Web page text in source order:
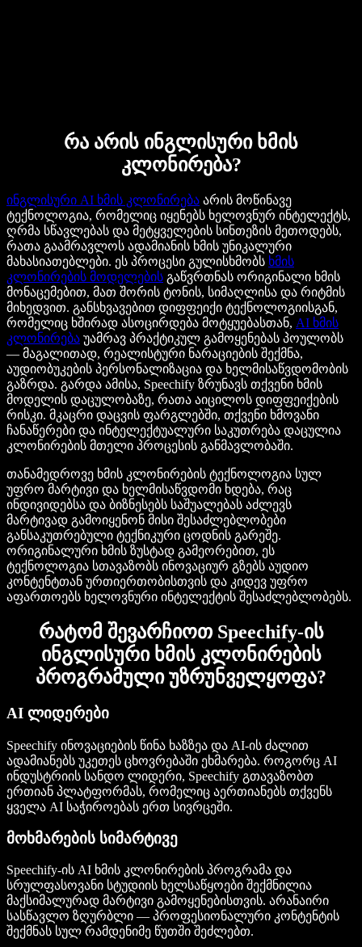
რა არის ინგლისური ხმის
კლონირება?
ინგლისური AI ხმის კლონირება არის მოწინავე
ტექნოლოგია, რომელიც იყენებს ხელოვნურ ინტელექტს,
ღრმა სწავლებას და მეტყველების სინთეზის მეთოდებს,
რათა გაამრავლოს ადამიანის ხმის უნიკალური
მახასიათებლები. ეს პროცესი გულისხმობს ხმის
კლონირების მოდელების გაწვრთნას ორიგინალი ხმის
მონაცემებით, მათ შორის ტონის, სიმაღლისა და რიტმის
მიხედვით. განსხვავებით დიფფეიქი ტექნოლოგიისგან,
რომელიც ხშირად ასოცირდება მოტყუებასთან, AI ხმის
კლონირება უამრავ პრაქტიკულ გამოყენებას პოულობს
— მაგალითად, რეალისტური ნარაციების შექმნა,
აუდიობუკების პერსონალიზაცია და ხელმისაწვდომობის
გაზრდა. გარდა ამისა, Speechify ზრუნავს თქვენი ხმის
მოდელის დაცულობაზე, რათა აიცილოს დიფფეიქების
რისკი. მკაცრი დაცვის ფარგლებში, თქვენი ხმოვანი
ჩანაწერები და ინტელექტუალური საკუთრება დაცულია
კლონირების მთელი პროცესის განმავლობაში.
თანამედროვე ხმის კლონირების ტექნოლოგია სულ
უფრო მარტივი და ხელმისაწვდომი ხდება, რაც
ინდივიდებსა და ბიზნესებს საშუალებას აძლევს
მარტივად გამოიყენონ მისი შესაძლებლობები
განსაკუთრებული ტექნიკური ცოდნის გარეშე.
ორიგინალური ხმის ზუსტად გამეორებით, ეს
ტექნოლოგია სთავაზობს ინოვაციურ გზებს აუდიო
კონტენტთან ურთიერთობისთვის და კიდევ უფრო
აფართოებს ხელოვნური ინტელექტის შესაძლებლობებს.
რატომ შევარჩიოთ Speechify-ის
ინგლისური ხმის კლონირების
პროგრამული უზრუნველყოფა?
AI ლიდერები
Speechify ინოვაციების წინა ხაზზეა და AI-ის ძალით
ადამიანებს უკეთეს ცხოვრებაში ეხმარება. როგორც AI
ინდუსტრიის სანდო ლიდერი, Speechify გთავაზობთ
ერთიან პლატფორმას, რომელიც აერთიანებს თქვენს
ყველა AI საჭიროებას ერთ სივრცეში.
მოხმარების სიმარტივე
Speechify-ის AI ხმის კლონირების პროგრამა და
სრულფასოვანი სტუდიის ხელსაწყოები შექმნილია
მაქსიმალურად მარტივი გამოყენებისთვის. არანაირი
სასწავლო ზღურბლი — პროფესიონალური კონტენტის
შექმნას სულ რამდენიმე წუთში შეძლებთ.